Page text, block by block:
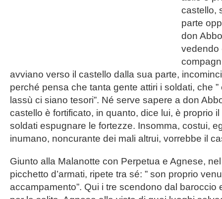
castello,
parte
don
vedendo
avviano verso il castello dalla sua parte,
perché pensa che tanta gente attiri i soldati, che
lassù ci siano tesori”. Né serve sapere a don
castello è fortificato, in quanto, dice lui, è proprio
soldati espugnare le fortezze. Insomma, costui,
inumano, noncurante dei mali altrui, vorrebbe il
Giunto alla Malanotte con Perpetua e Agnese,
picchetto d’armati, ripete tra sé: ” son proprio
accampamento”. Qui i tre scendono dal baroccio